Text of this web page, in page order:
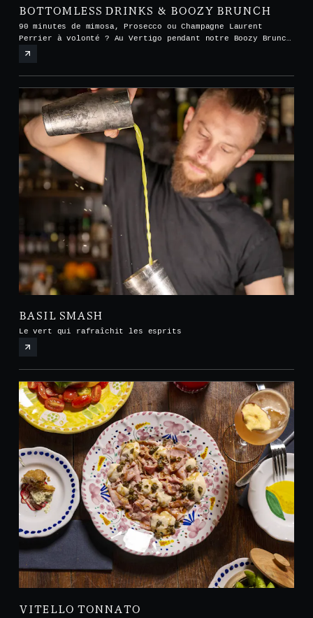
BOTTOMLESS DRINKS & BOOZY BRUNCH
90 minutes de mimosa, Prosecco ou Champagne Laurent
Perrier à volonté ? Au Vertigo pendant notre Boozy Brunch
tous les samedis et dimanches de midi à 15h
BASIL SMASH
Le vert qui rafraîchit les esprits
VITELLO TONNATO